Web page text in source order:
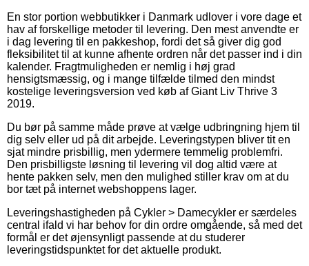
En stor portion webbutikker i Danmark udlover i vore dage et
hav af forskellige metoder til levering. Den mest anvendte er
i dag levering til en pakkeshop, fordi det så giver dig god
fleksibilitet til at kunne afhente ordren når det passer ind i din
kalender. Fragtmuligheden er nemlig i høj grad
hensigtsmæssig, og i mange tilfælde tilmed den mindst
kostelige leveringsversion ved køb af Giant Liv Thrive 3
2019.
Du bør på samme måde prøve at vælge udbringning hjem til
dig selv eller ud på dit arbejde. Leveringstypen bliver tit en
sjat mindre prisbillig, men ydermere temmelig problemfri.
Den prisbilligste løsning til levering vil dog altid være at
hente pakken selv, men den mulighed stiller krav om at du
bor tæt på internet webshoppens lager.
Leveringshastigheden på Cykler > Damecykler er særdeles
central ifald vi har behov for din ordre omgående, så med det
formål er det øjensynligt passende at du studerer
leveringstidspunktet for det aktuelle produkt.